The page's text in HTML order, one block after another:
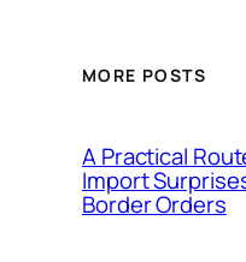
MORE POSTS
A Practical
Import
Border Orders